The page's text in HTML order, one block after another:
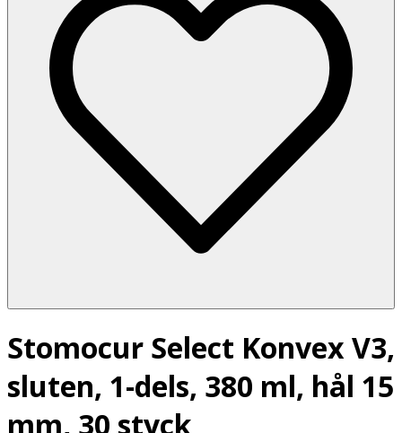
Stomocur Select Konvex V3,
sluten, 1-dels, 380 ml, hål 15
mm, 30 styck